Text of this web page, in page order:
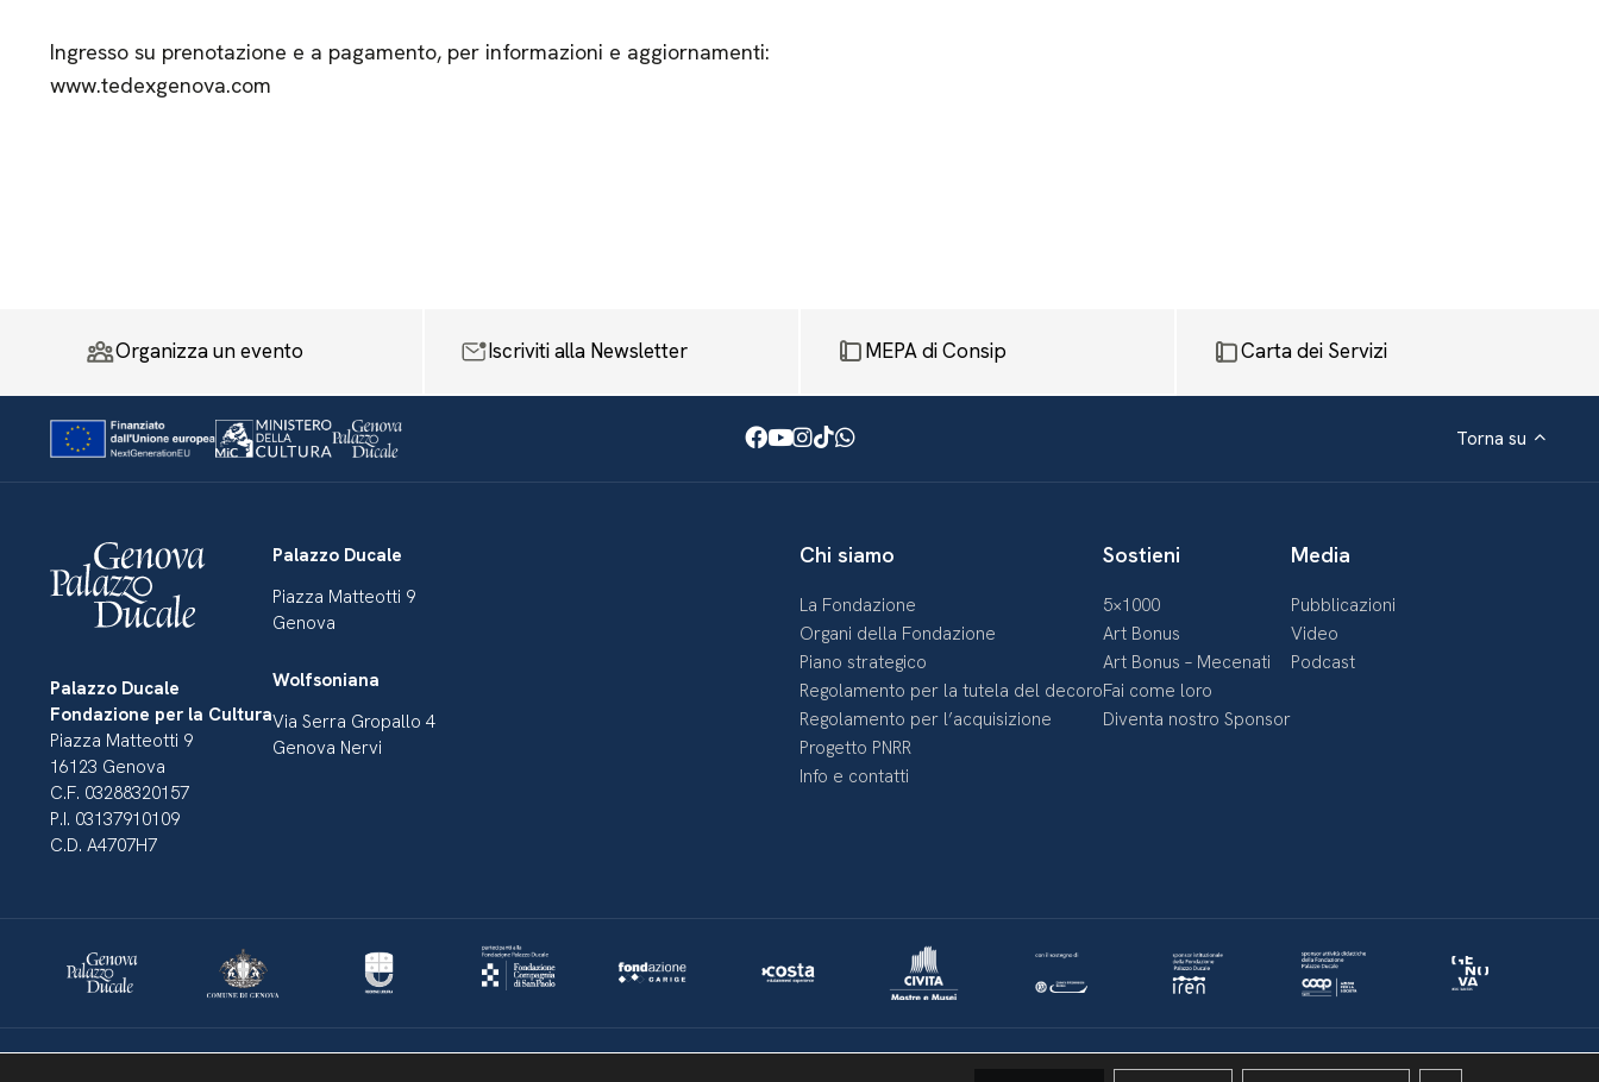
Ingresso su prenotazione e a pagamento, per informazioni e aggiornamenti:
www.tedexgenova.com
Organizza un evento Iscriviti alla Newsletter MEPA di Consip Carta dei Servizi
Facebook
Youtube
Instagram
TikTok
WhatsApp Torna su
Palazzo Ducale
Fondazione per la Cultura
Piazza Matteotti 9
16123 Genova
C.F. 03288320157
P.I. 03137910109
C.D. A4707H7
Palazzo Ducale
Piazza Matteotti 9
Genova
Wolfsoniana
Via Serra Gropallo 4
Genova Nervi
Chi siamo
La Fondazione
Organi della Fondazione
Piano strategico
Regolamento per la tutela del decoro
Regolamento per l’acquisizione
Progetto PNRR
Info e contatti
Sostieni
5×1000
Art Bonus
Art Bonus – Mecenati
Fai come loro
Diventa nostro Sponsor
Media
Pubblicazioni
Video
Podcast
Politica della privacy & Cookies
Policy social media